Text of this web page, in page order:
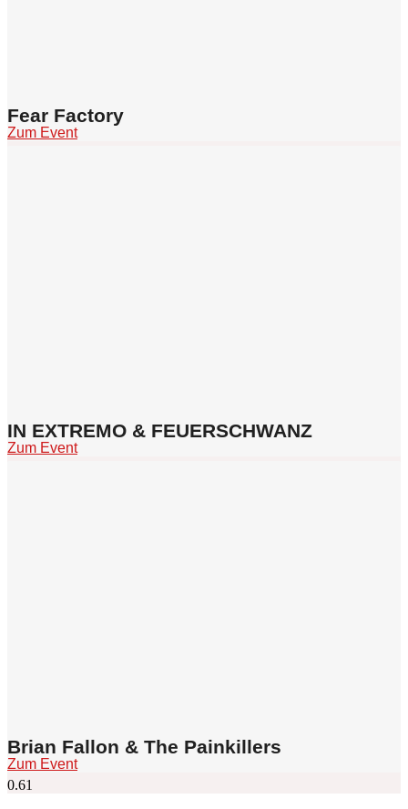
Fear Factory
Zum Event
IN EXTREMO & FEUERSCHWANZ
Zum Event
Brian Fallon & The Painkillers
Zum Event